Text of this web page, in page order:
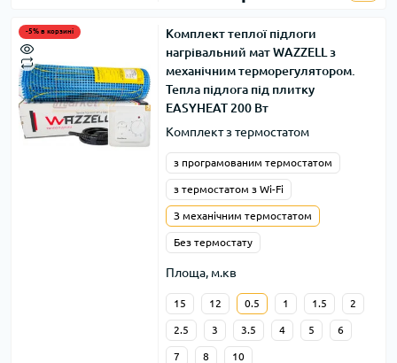
-5% в корзині
Комплект теплої підлоги
нагрівальний мат WAZZELL з
механічним терморегулятором.
Тепла підлога під плитку
EASYHEAT 200 Вт
Комплект з термостатом
з програмованим термостатом
з термостатом з Wi-Fi
З механічним термостатом
Без термостату
Площа, м.кв
15 12 0.5 1 1.5 2
2.5 3 3.5 4 5 6
7 8 10